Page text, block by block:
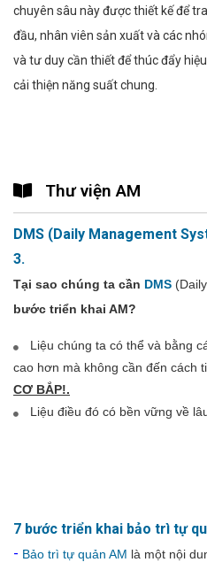
chuyên sâu này được thiết kế để
đầu, nhân viên sản xuất và các
và tư duy cần thiết để thúc đẩy
cải thiện năng suất chung.
Thư viện AM
DMS (Daily Management
3.
Tại sao chúng ta cần DMS
bước triển khai AM?
Liệu chúng ta có thể và bằng
cao hơn mà không cần đến cách
CƠ BẮP!.
Liệu điều đó có bền vững về
7 bước triển khai bảo trì tự
- Bảo trì tự quản AM là một nội